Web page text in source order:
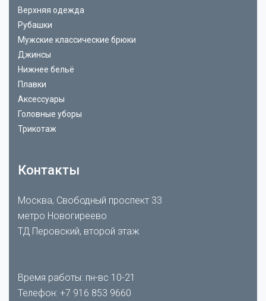
Верхняя одежда
Рубашки
Мужские классические брюки
Джинсы
Нижнее бельё
Плавки
Аксессуары
Головные уборы
Трикотаж
Контакты
Москва, Свободный проспект 33
метро Новогиреево
ТД Перовский, второй этаж
Время работы: пн-вс 10-21
Телефон: +7 916 853 9660